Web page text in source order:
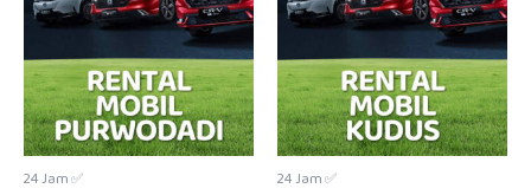
24 Jam ✅ 24 Jam ✅